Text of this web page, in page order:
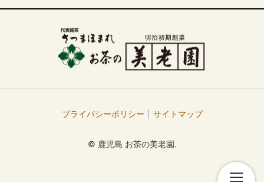
プライバシーポリシー サイトマップ
© 鹿児島 お茶の美老園.